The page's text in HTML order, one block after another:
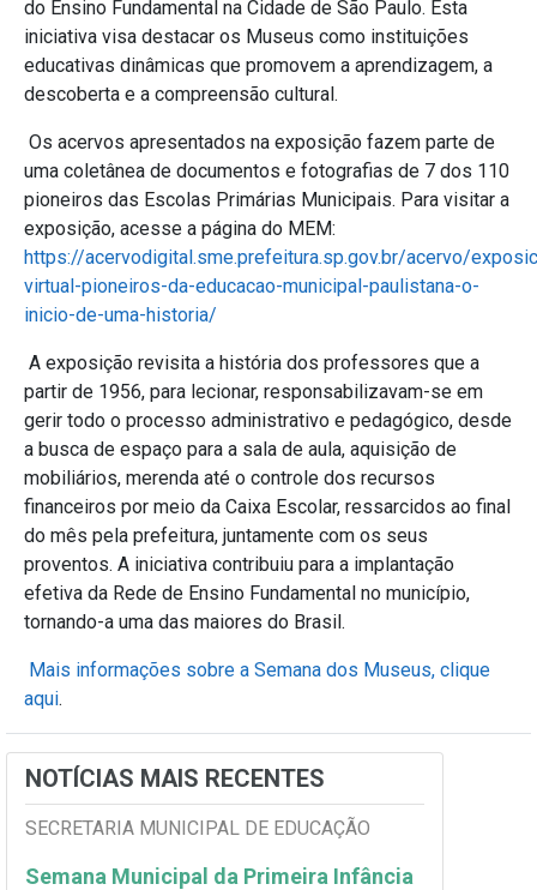
do Ensino Fundamental na Cidade de São Paulo. Esta
iniciativa visa destacar os Museus como instituições
educativas dinâmicas que promovem a aprendizagem, a
descoberta e a compreensão cultural.
Os acervos apresentados na exposição fazem parte de
uma coletânea de documentos e fotografias de 7 dos 110
pioneiros das Escolas Primárias Municipais. Para visitar a
exposição, acesse a página do MEM:
https://acervodigital.sme.prefeitura.sp.gov.br/acervo/
virtual-pioneiros-da-educacao-municipal-paulistana-o-
inicio-de-uma-historia/
A exposição revisita a história dos professores que a
partir de 1956, para lecionar, responsabilizavam-se em
gerir todo o processo administrativo e pedagógico, desde
a busca de espaço para a sala de aula, aquisição de
mobiliários, merenda até o controle dos recursos
financeiros por meio da Caixa Escolar, ressarcidos ao final
do mês pela prefeitura, juntamente com os seus
proventos. A iniciativa contribuiu para a implantação
efetiva da Rede de Ensino Fundamental no município,
tornando-a uma das maiores do Brasil.
Mais informações sobre a Semana dos Museus, clique
aqui.
NOTÍCIAS MAIS RECENTES
SECRETARIA MUNICIPAL DE EDUCAÇÃO
Semana Municipal da Primeira Infância